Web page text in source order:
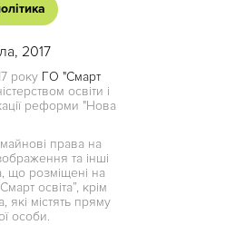
2017
року ГО "Смарт
освіти і
реформи "Нова
права на
та інші
що розміщені на
освіта”, крім
які містять пряму
особи.